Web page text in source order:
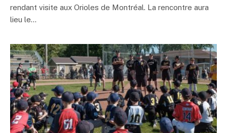
rendant visite aux Orioles de Montréal. La rencontre aura
lieu le…